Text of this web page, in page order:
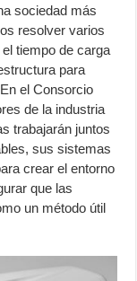
sociedad más
resolver varios
tiempo de carga
para
el Consorcio
de la industria
trabajarán juntos
sus sistemas
crear el entorno
que las
un método útil